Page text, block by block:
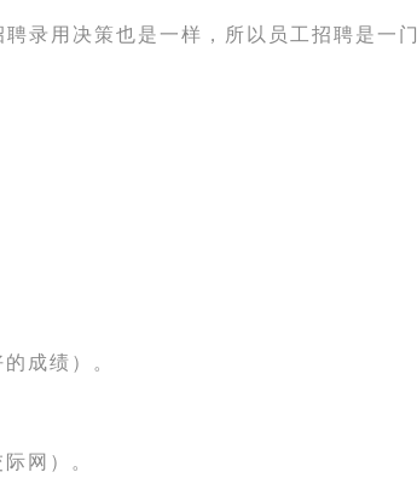
录用决策也是一样，所以员工招聘是一门
成绩）。
网）。